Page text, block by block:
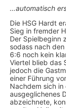
…automatisch
Die HSG Hardt
Sieg in fremder
Der Spielbeginn
sodass nach
6:6 noch kein
Viertel blieb das
jedoch die
einer Führung
Nachdem sich
ausgeglichenes
abzeichnete,